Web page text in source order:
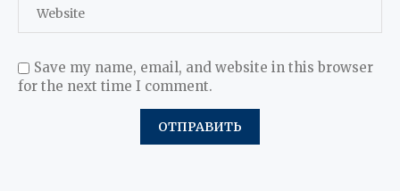
Save my name, email, and website in this browser
for the next time I comment.